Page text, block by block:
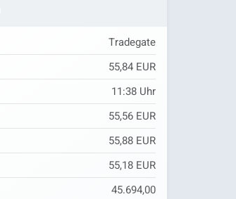
Tradegate
55,84 EUR
11:38 Uhr
55,56 EUR
55,88 EUR
55,18 EUR
45.694,00